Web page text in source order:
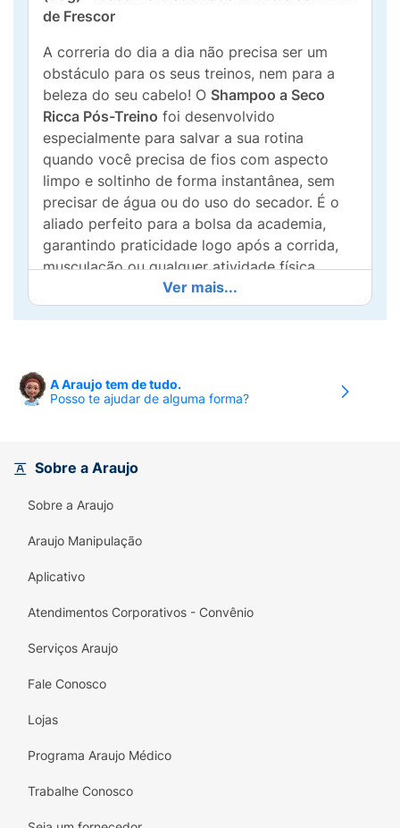
de Frescor
A correria do dia a dia não precisa ser um
obstáculo para os seus treinos, nem para a
beleza do seu cabelo! O Shampoo a Seco
Ricca Pós-Treino foi desenvolvido
especialmente para salvar a sua rotina
quando você precisa de fios com aspecto
limpo e soltinho de forma instantânea, sem
precisar de água ou do uso do secador. É o
aliado perfeito para a bolsa da academia,
garantindo praticidade logo após a corrida,
musculação ou qualquer atividade física
Sua fórmula de alta performance é poderosa:
tradicionais, eliminando o aspecto pesado,
úmido e o excesso de suor da raiz na mesma
shampoo a seco garante incríveis
frescor
, neutralizando odores indesejados.
Mais do que apenas um truque visual, ele
também age para
prolongando o intervalo até a próxima
lavagem convencional.
e absorve a oleosidade 2x mais rápido e
O Salvador do Pós-Treino:
instantaneamente, ideal para a rotina
Ver mais...
A Araujo tem de tudo.
Posso te ajudar de alguma forma?
Sobre a Araujo
Sobre a Araujo
Araujo Manipulação
Aplicativo
Atendimentos Corporativos - Convênio
Serviços Araujo
Fale Conosco
Lojas
Programa Araujo Médico
Trabalhe Conosco